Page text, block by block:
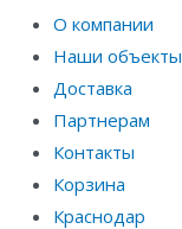
О компании
Наши объекты
Доставка
Партнерам
Контакты
Корзина
Краснодар